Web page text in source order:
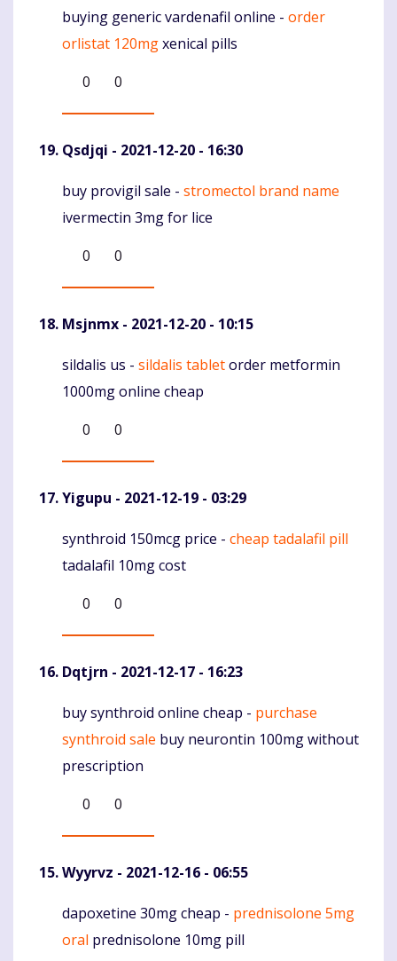
Komentaras
buying generic vardenafil online - order
orlistat 120mgxenical pills
0
0
Qsdjqi - 2021-12-20 - 16:30
Komentaras
buy provigil sale - stromectol brand name
ivermectin 3mg for lice
0
0
Msjnmx - 2021-12-20 - 10:15
Komentaras
sildalis us - sildalis tabletorder metformin
1000mg online cheap
0
0
Yigupu - 2021-12-19 - 03:29
Komentaras
synthroid 150mcg price - cheap tadalafil pill
tadalafil 10mg cost
0
0
Dqtjrn - 2021-12-17 - 16:23
Komentaras
buy synthroid online cheap - purchase
synthroid sale buy neurontin 100mg without
prescription
0
0
Wyyrvz - 2021-12-16 - 06:55
Komentaras
dapoxetine 30mg cheap - prednisolone 5mg
oral prednisolone 10mg pill